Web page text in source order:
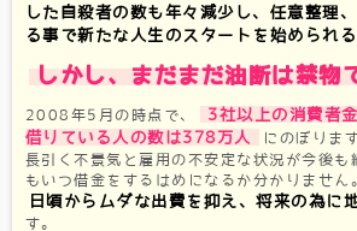
した自殺者の数も年々減少し、任意整理
る事で新たな人生のスタートを始められ
しかし、まだまだ油断は禁物
2008年5月の時点で、
3社以上の消費者
借りている人の数は378万人
にのぼりま
長引く不景気と雇用の不安定な状況が今後も
もいつ借金をするはめになるか分かりません
日頃からムダな出費を抑え、将来の為に
す。